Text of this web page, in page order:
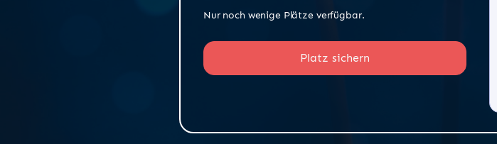
Nur noch wenige Plätze verfügbar.
Platz sichern